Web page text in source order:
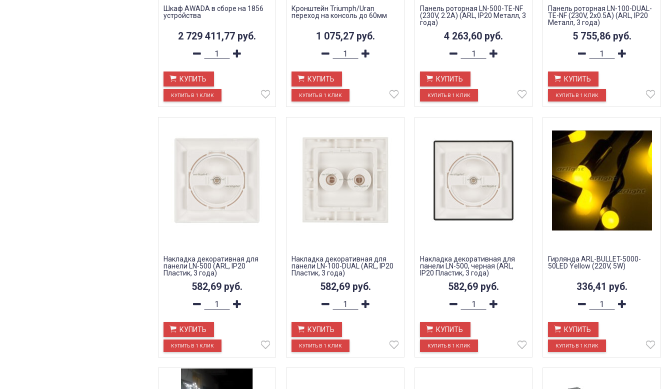
Шкаф AWADA в сборе на 1856
устройства
2 729 411,77 руб.
КУПИТЬ
Кронштейн Triumph/Uran
переход на консоль до 60мм
1 075,27 руб.
КУПИТЬ
Панель роторная LN-500-TE-NF
(230V, 2.2A) (ARL, IP20 Металл, 3
года)
4 263,60 руб.
КУПИТЬ
Панель роторная LN-100-DUAL-
TE-NF (230V, 2x0.5A) (ARL, IP20
Металл, 3 года)
5 755,86 руб.
КУПИТЬ
Накладка декоративная для
панели LN-500 (ARL, IP20
Пластик, 3 года)
582,69 руб.
КУПИТЬ
Накладка декоративная для
панели LN-100-DUAL (ARL, IP20
Пластик, 3 года)
582,69 руб.
КУПИТЬ
Накладка декоративная для
панели LN-500, черная (ARL,
IP20 Пластик, 3 года)
582,69 руб.
КУПИТЬ
Гирлянда ARL-BULLET-5000-
50LED Yellow (220V, 5W)
336,41 руб.
КУПИТЬ